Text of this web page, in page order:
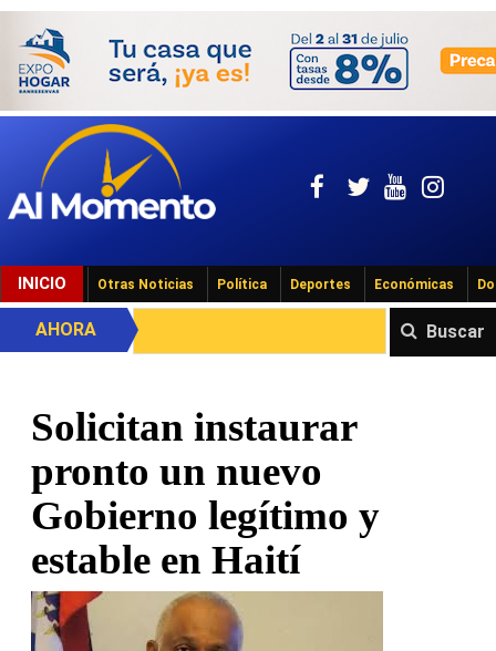
INICIO Otras Noticias Política Deportes Económicas
Buscar
AHORA
Solicitan instaurar
pronto un nuevo
Gobierno legítimo y
estable en Haití